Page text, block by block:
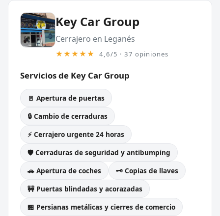
Key Car Group
Cerrajero en Leganés
★★★★★ 4,6/5 · 37 opiniones
Servicios de Key Car Group
🚪 Apertura de puertas
🔒 Cambio de cerraduras
⚡ Cerrajero urgente 24 horas
🛡️ Cerraduras de seguridad y antibumping
🚗 Apertura de coches
🗝️ Copias de llaves
🚧 Puertas blindadas y acorazadas
🏪 Persianas metálicas y cierres de comercio